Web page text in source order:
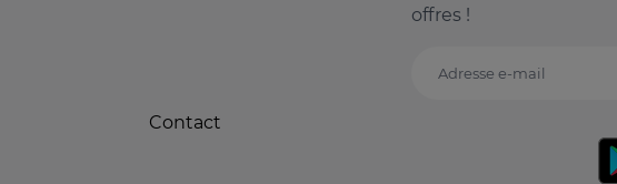
Contact
offres !
Adresse e-mail